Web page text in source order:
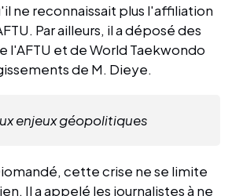
ne reconnaissait plus l'affiliation
Par ailleurs, il a déposé des
l'AFTU et de World Taekwondo
de M. Dieye.
enjeux géopolitiques
cette crise ne se limite
Il a appelé les journalistes à ne